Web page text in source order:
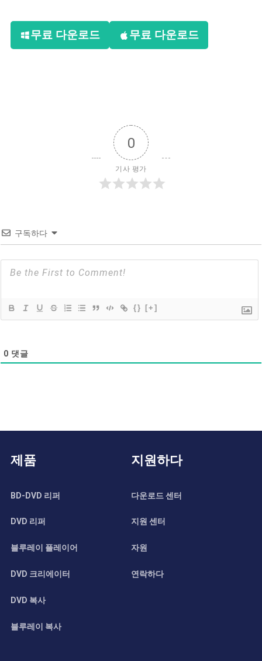
무료 다운로드 무료 다운로드
0
기사 평가
구독하다
{} [+]
0 댓글
제품
BD-DVD 리퍼
DVD 리퍼
블루레이 플레이어
DVD 크리에이터
DVD 복사
블루레이 복사
지원하다
다운로드 센터
지원 센터
자원
연락하다